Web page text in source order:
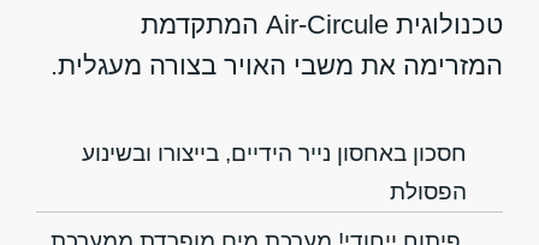
טכנולוגית Air-Circule המתקדמת
המזרימה את משבי האויר בצורה מעגלית.
חסכון באחסון נייר הידיים, בייצורו ובשינוע
הפסולת